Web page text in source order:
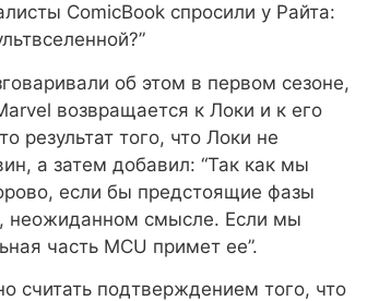
ComicBook спросили у Райта:
об этом в первом сезоне,
возвращается к Локи и к его
того, что Локи не
а затем добавил: “Так как мы
если бы предстоящие фазы
неожиданном смысле. Если мы
часть MCU примет ее”.
считать подтверждением того, что